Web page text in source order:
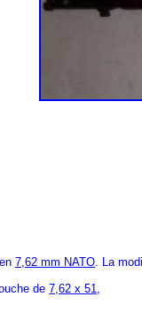
7,62 mm NATO. La
de 7,62 x 51,